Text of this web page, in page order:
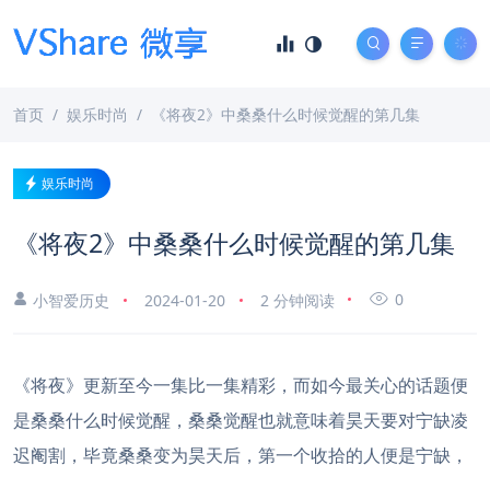
首页 娱乐时尚 《将夜2》中桑桑什么时候觉醒的第几集
娱乐时尚
《将夜2》中桑桑什么时候觉醒的第几集
小智爱历史 2024-01-20 2 分钟阅读 0
《将夜》更新至今一集比一集精彩，而如今最关心的话题便
是桑桑什么时候觉醒，桑桑觉醒也就意味着昊天要对宁缺凌
迟阉割，毕竟桑桑变为昊天后，第一个收拾的人便是宁缺，